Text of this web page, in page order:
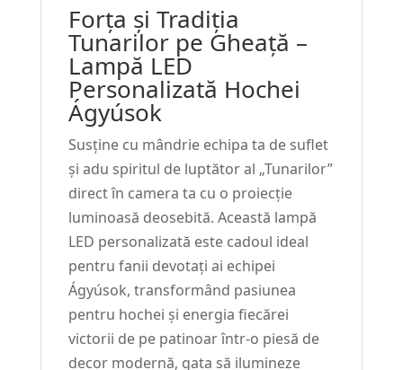
Forța și Tradiția
Tunarilor pe Gheață –
Lampă LED
Personalizată Hochei
Ágyúsok
Susține cu mândrie echipa ta de suflet
și adu spiritul de luptător al „Tunarilor”
direct în camera ta cu o proiecție
luminoasă deosebită. Această lampă
LED personalizată este cadoul ideal
pentru fanii devotați ai echipei
Ágyúsok, transformând pasiunea
pentru hochei și energia fiecărei
victorii de pe patinoar într-o piesă de
decor modernă, gata să ilumineze